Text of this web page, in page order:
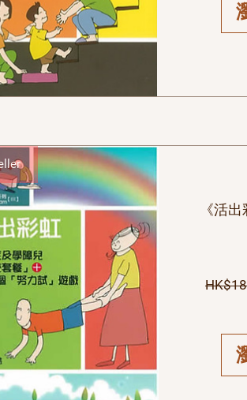
《活